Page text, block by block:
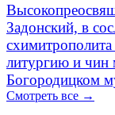
Задонский, в
литургию и чин
Богородицком
Смотреть все →